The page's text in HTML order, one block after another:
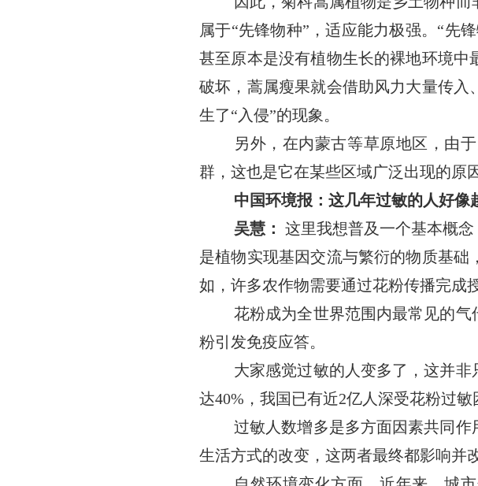
属于“先锋物种”，适应能力极强。“先
甚至原本是没有植物生长的裸地环境中
破坏，蒿属瘦果就会借助风力大量传
生了“入侵”的现象。
另外，在内蒙古等草原地区，由
群，这也是它在某些区域广泛出现的原
中国环境报：这几年过敏的人好像
吴慧： 这里我想普及一个基本概
是植物实现基因交流与繁衍的物质基
如，许多农作物需要通过花粉传播完成
花粉成为全世界范围内最常见的
粉引发免疫应答。
大家感觉过敏的人变多了，这并
达40%，我国已有近2亿人深受花粉过
过敏人数增多是多方面因素共同
生活方式的改变，这两者最终都影响并